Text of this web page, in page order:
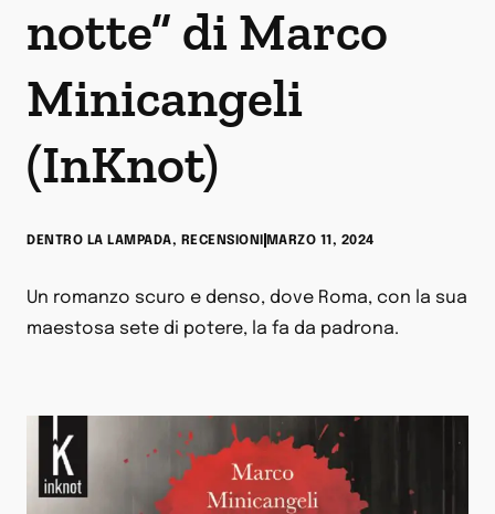
notte” di Marco
Minicangeli
(InKnot)
DENTRO LA LAMPADA, RECENSIONI MARZO 11, 2024
Un romanzo scuro e denso, dove Roma, con la sua
maestosa sete di potere, la fa da padrona.